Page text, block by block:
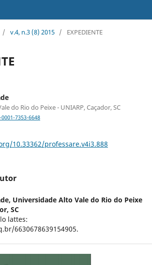
/ v.4, n.3 (8) 2015 / EXPEDIENTE
do Rio do Peixe - UNIARP, Caçador, SC
7353-6648
10.33362/professare.v4i3.888
Universidade Alto Vale do Rio do Peixe
SC
lattes:
6630678639154905.